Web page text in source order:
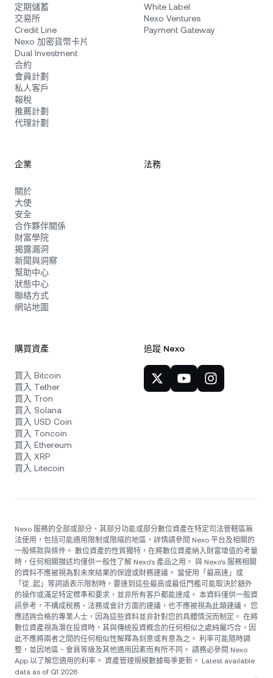
定期儲蓄
交易所
Credit Line
Nexo 加密貨幣卡片
Dual Investment
合約
會員計劃
私人客戶
報稅
推薦計劃
代理計劃
White Label
Nexo Ventures
Payment Gateway
企業
關於
大使
安全
合作夥伴關係
財富學院
揭露漏洞
新聞與洞察
幫助中心
狀態中心
聯絡方式
網站地圖
法務
購買資產
買入 Bitcoin
買入 Tether
買入 Tron
買入 Solana
買入 USD Coin
買入 Toncoin
買入 Ethereum
買入 XRP
買入 Litecoin
追蹤 Nexo
Nexo 服務的全部或部分、其部分功能或部分數位資產在特定司法管轄區無
法使用，包括可能適用限制或限縮的地區，詳情請參閱 Nexo 平台及相關的
一般條款與條件。 數位資產的性質獨特，在將數位資產納入財富增值的考量
時，任何相關描述均僅供一般性了解 Nexo’s 產品之用。 與 Nexo’s 服務相關
的資料不應被視為對未來結果的保證或財務建議。 當使用「最高達」或
「從...起」等詞語表示限制時，要達到這些最高或最低門檻可能取決於額外
的操作或滿足特定標準和要求，並非所有客戶都能達成。 本資料僅供一般資
訊參考，不構成稅務、法務或會計方面的建議，也不應被視為此類建議。 您
應諮詢合格的專業人士，因為這些資料並非針對您的具體情況而制定。 在將
數位資產視為潛在投資時，其與傳統投資概念的任何相似之處純屬巧合，因
此不應將兩者之間的任何相似性解釋為刻意或有意為之。 利率可能隨時調
整，並因地區、會員等級及其他適用因素而有所不同。 請務必參閱 Nexo
App 以了解您適用的利率。 資產管理規模數據每季更新。 Latest available
data as of Q1 2026